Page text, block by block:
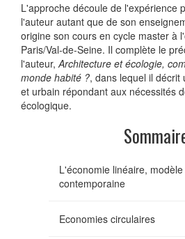
L'approche découle de l'expérience
l'auteur autant que de son
origine son cours en cycle master à
Paris/Val-de-Seine. Il complète le
l'auteur,Architecture et écologie,
monde habité ?, dans lequel il décrit
et urbain répondant aux nécessités
écologique.
L'économie linéaire,
contemporaine
Economies circulaires